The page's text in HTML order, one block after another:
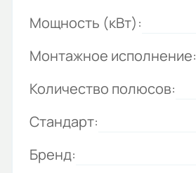
Мощность (кВт):
Монтажное исполнение:
Количество полюсов:
Стандарт:
Бренд: